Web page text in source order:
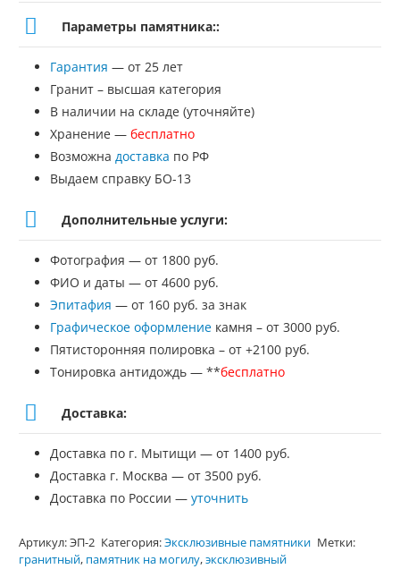
товара
Памятник
№ЭП-2
Параметры памятника::
Гарантия — от 25 лет
Гранит – высшая категория
В наличии на складе (уточняйте)
Хранение — бесплатно
Возможна доставка по РФ
Выдаем справку БО-13
Дополнительные услуги:
Фотография — от 1800 руб.
ФИО и даты — от 4600 руб.
Эпитафия — от 160 руб. за знак
Графическое оформление камня – от 3000 руб.
Пятисторонняя полировка – от +2100 руб.
Тонировка антидождь — **бесплатно
Доставка:
Доставка по г. Мытищи — от 1400 руб.
Доставка г. Москва — от 3500 руб.
Доставка по России — уточнить
Артикул:ЭП-2 Категория:Эксклюзивные памятники Метки:
гранитный, памятник на могилу,эксклюзивный